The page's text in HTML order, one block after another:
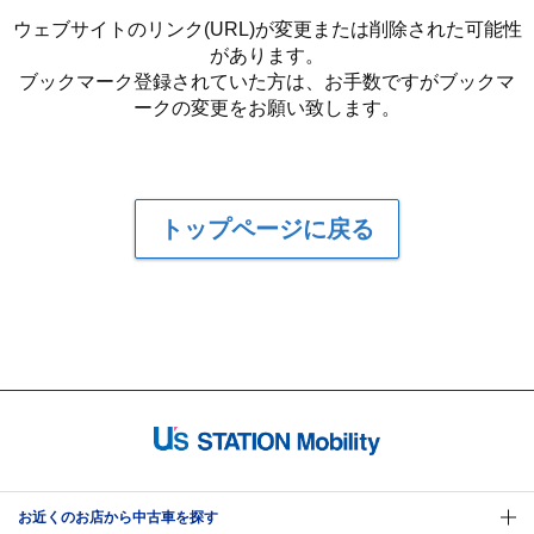
ウェブサイトのリンク(URL)が変更または削除された可能性
があります。
ブックマーク登録されていた方は、お手数ですがブックマ
ークの変更をお願い致します。
トップページに戻る
お近くのお店から中古車を探す